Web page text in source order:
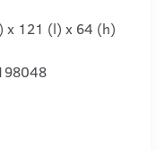
x 121 (l) x 64 (h)